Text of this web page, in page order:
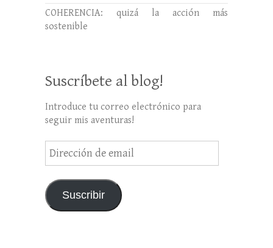
COHERENCIA: quizá la acción más
sostenible
Suscríbete al blog!
Introduce tu correo electrónico para
seguir mis aventuras!
Dirección
de
Suscribir